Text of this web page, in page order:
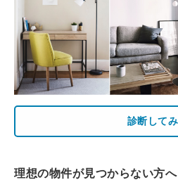
診断して
理想の物件が見つからない方へ